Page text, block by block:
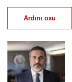
Ardını oxu